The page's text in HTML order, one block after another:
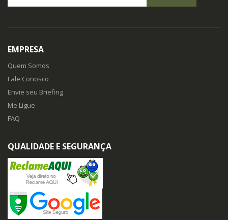
EMPRESA
Quem Somos
Fale Conosco
Envie seu Briefing
Me Ligue
FAQ
QUALIDADE E SEGURANÇA